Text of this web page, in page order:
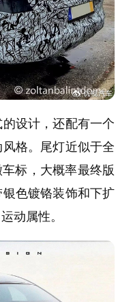
设计，还配有一个
格。尾灯近似于全
标，大概率最终版
色镀铬装饰和下扩
动属性。